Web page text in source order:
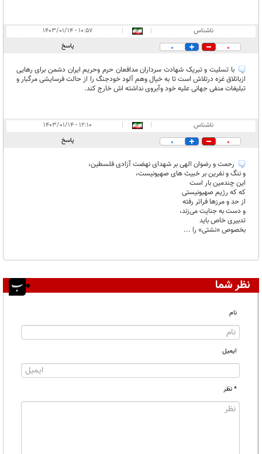
ناشناس |
|
۱۰:۵۷ - ۱۴۰۳/۰۱/۱۴
0
0 پاسخ
با تسلیت و تبریک شهادت سرداران مدافعان حرم وحریم ایران دشمن برای رهایی
ازباتلاق غزه درتلاش است تا به خیال وهم آلود خود‌جنگ را از حالت فرسایشی مرگبار و
تبلیغات منفی جهانی علیه خود وآبروی نداشته اش خارج کند.
ناشناس |
|
۱۲:۱۰ - ۱۴۰۳/۰۱/۱۴
0
0 پاسخ
رحمت و رضوان الهی بر شهدای نهضت آزادی فلسطین،
و ننگ و نفرین بر خبيث های صهیونیست،
این چندمین بار است
که که رژیم صهیونیستی
از حد و مرزها فراتر رفته
و دست به جنایت می‌زند،
تدبیری خاص باید
بخصوص «نشتی» را ...
نظر شما
نام
ایمیل
* نظر